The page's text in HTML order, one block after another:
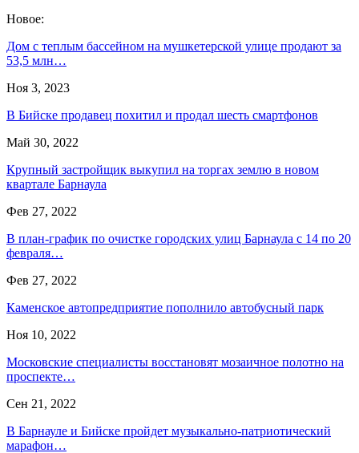
Новое:
Дом с теплым бассейном на мушкетерской улице продают за
53,5 млн…
Ноя 3, 2023
В Бийске продавец похитил и продал шесть смартфонов
Май 30, 2022
Крупный застройщик выкупил на торгах землю в новом
квартале Барнаула
Фев 27, 2022
В план-график по очистке городских улиц Барнаула с 14 по 20
февраля…
Фев 27, 2022
Каменское автопредприятие пополнило автобусный парк
Ноя 10, 2022
Московские специалисты восстановят мозаичное полотно на
проспекте…
Сен 21, 2022
В Барнауле и Бийске пройдет музыкально-патриотический
марафон…